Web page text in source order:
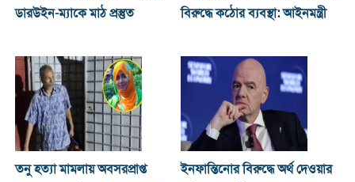
ডারউইন-ম্যাকে মাঠ প্রস্তুত
বিরুদ্ধে কঠোর ব্যবস্থা: আইনমন্ত্রী
তনু হত্যা মামলায় অবসরপ্রাপ্ত
ইনফান্তিনোর বিরুদ্ধে অর্থ দেওয়ার